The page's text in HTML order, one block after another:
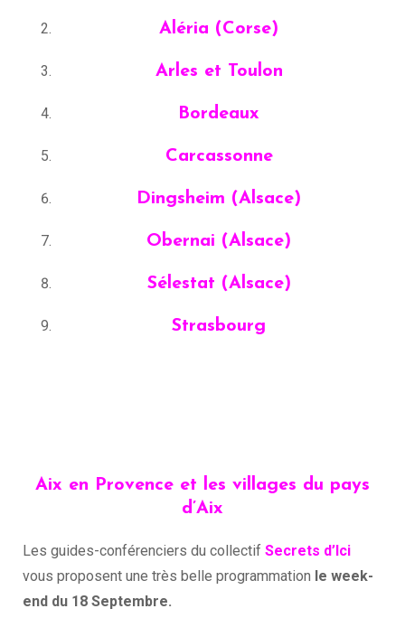
Aléria (Corse)
Arles et Toulon
Bordeaux
Carcassonne
Dingsheim (Alsace)
Obernai (Alsace)
Sélestat (Alsace)
Strasbourg
Aix en Provence et les villages du pays
d’Aix
Les guides-conférenciers du collectif Secrets d’Ici
vous proposent une très belle programmation le week-
end du 18 Septembre.